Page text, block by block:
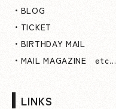
・BLOG
・TICKET
・BIRTHDAY MAIL
・MAIL MAGAZINE etc…
LINKS